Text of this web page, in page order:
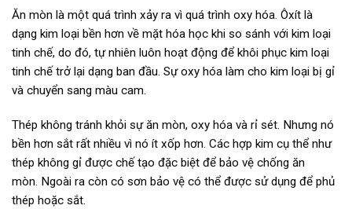
Ăn mòn là một quá trình xảy ra vì quá trình oxy hóa. Ôxít là
dạng kim loại bền hơn về mặt hóa học khi so sánh với kim loại
tinh chế, do đó, tự nhiên luôn hoạt động để khôi phục kim loại
tinh chế trở lại dạng ban đầu. Sự oxy hóa làm cho kim loại bị gỉ
và chuyển sang màu cam.
Thép không tránh khỏi sự ăn mòn, oxy hóa và rỉ sét. Nhưng nó
bền hơn sắt rất nhiều vì nó ít xốp hơn. Các hợp kim cụ thể như
thép không gỉ được chế tạo đặc biệt để bảo vệ chống ăn
mòn. Ngoài ra còn có sơn bảo vệ có thể được sử dụng để phủ
thép hoặc sắt.